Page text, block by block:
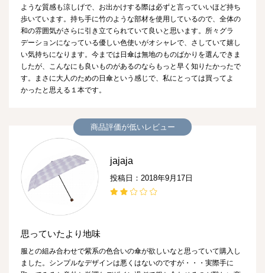
ような質感も涼しげで、お出かけする際は必ずと言っていいほど持ち
歩いています。持ち手に竹のような部材を使用しているので、全体の
和の雰囲気がさらに引き立てられていて良いと思います。所々グラ
デーションになっている優しい色使いがオシャレで、さしていて嬉し
い気持ちになります。今までは日傘は無地のものばかりを選んできま
したが、こんなにも良いものがあるのならもっと早く知りたかったで
す。まさに大人のための日傘という感じで、私にとっては買ってよ
かったと思える１本です。
商品評価が低いレビュー
jajaja
投稿日：2018年9月17日
思っていたより地味
服との組み合わせで紫系の色合いの傘が欲しいなと思っていて購入し
ました。シンプルなデザインは悪くはないのですが・・・実際手に